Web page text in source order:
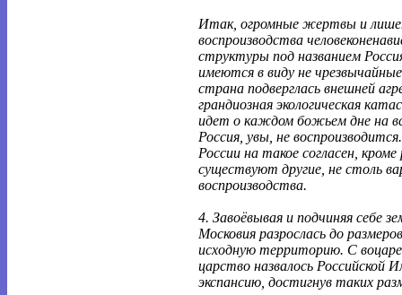
Итак, огромные жертвы и
воспроизводства
структуры под названием
имеются в виду не
страна подверглась внешней
грандиозная экологическая
идет о каждом божьем дне на
Россия, увы, не
России на такое согласен,
существуют другие, не столь
воспроизводства.
4. Завоёвывая и подчиняя себе
Московия разрослась до
исходную территорию. С
царство назвалось Российской
экспансию, достигнув таких